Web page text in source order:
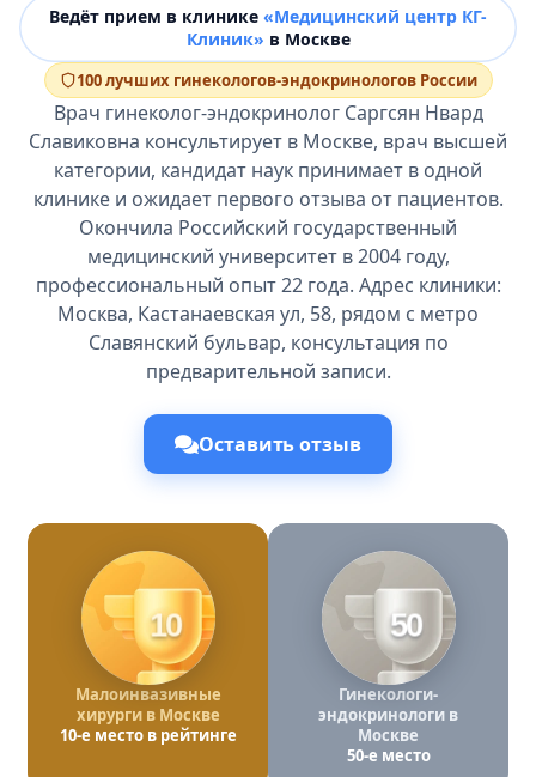
Ведёт прием в клинике «Медицинский центр КГ-
Клиник» в Москве
100 лучших гинекологов-эндокринологов России
Врач гинеколог-эндокринолог Саргсян Нвард
Славиковна консультирует в Москве, врач высшей
категории, кандидат наук принимает в одной
клинике и ожидает первого отзыва от пациентов.
Окончила Российский государственный
медицинский университет в 2004 году,
профессиональный опыт 22 года. Адрес клиники:
Москва, Кастанаевская ул, 58, рядом с метро
Славянский бульвар, консультация по
предварительной записи.
Оставить отзыв
10
Малоинвазивные
хирурги в Москве
10-е место в рейтинге
50
Гинекологи-
эндокринологи в
Москве
50-е место